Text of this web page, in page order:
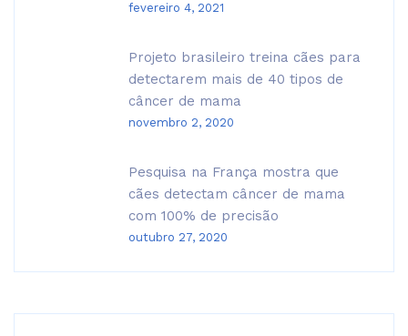
fevereiro 4, 2021
Projeto brasileiro treina cães para
detectarem mais de 40 tipos de
câncer de mama
novembro 2, 2020
Pesquisa na França mostra que
cães detectam câncer de mama
com 100% de precisão
outubro 27, 2020